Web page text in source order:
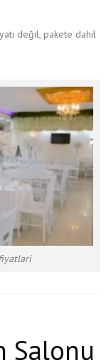
değil, pakete dahil
Salonu